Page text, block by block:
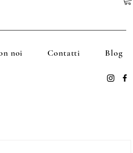
noi Contatti Blog